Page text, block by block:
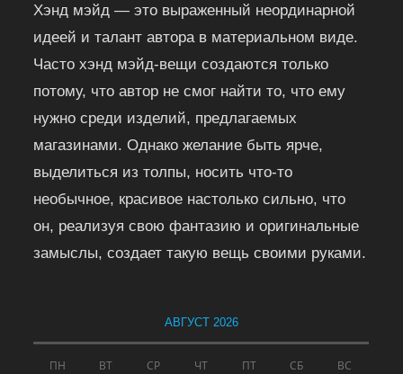
Хэнд мэйд — это выраженный неординарной
идеей и талант автора в материальном виде.
Часто хэнд мэйд-вещи создаются только
потому, что автор не смог найти то, что ему
нужно среди изделий, предлагаемых
магазинами. Однако желание быть ярче,
выделиться из толпы, носить что-то
необычное, красивое настолько сильно, что
он, реализуя свою фантазию и оригинальные
замыслы, создает такую вещь своими руками.
АВГУСТ 2026
ПН ВТ СР ЧТ ПТ СБ ВС